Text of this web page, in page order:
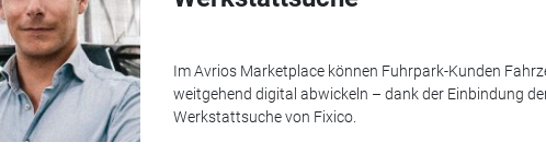
Im Avrios Marketplace können Fuhrpark-Kunden
weitgehend digital abwickeln – dank der Einbindung
Werkstattsuche von Fixico.